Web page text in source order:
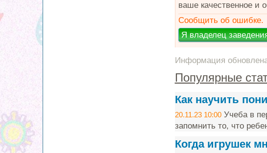
ваше качественное и
Сообщить об ошибке.
Информация
Популярные
Как научить
20.11.23 10:00Учеба в
запомнить то, что
Когда игрушек